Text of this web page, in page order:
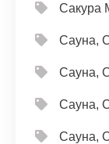
Сакура
Сауна,
Сауна,
Сауна,
Сауна,